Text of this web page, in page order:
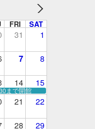
FRI SAT
31 1
7 8
14 15
まで開館
21 22
28 29